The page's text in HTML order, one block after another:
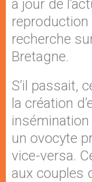
à jour de
recherche
Bretagne.
S’il passait,
la création
un ovocyte
vice-versa.
aux couples